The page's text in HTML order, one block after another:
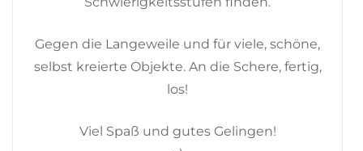
Gegen die Langeweile und für viele, schöne,
selbst kreierte Objekte. An die Schere, fertig,
los!
Viel Spaß und gutes Gelingen!